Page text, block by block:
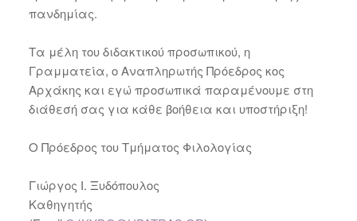
πανδημίας.
Τα μέλη του διδακτικού προσωπικού, η
Γραμματεία, ο Αναπληρωτής Πρόεδρος κος
Αρχάκης και εγώ προσωπικά παραμένουμε στη
διάθεσή σας για κάθε βοήθεια και υποστήριξη!
Ο Πρόεδρος του Τμήματος Φιλολογίας
Γιώργος Ι. Ξυδόπουλος
Καθηγητής